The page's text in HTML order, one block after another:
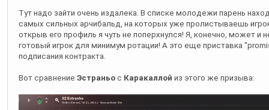
Тут надо зайти очень издалека. В списке молодежи парень
самых сильных арчибальд, на которых уже пролистываешь
открыв его профиль я чуть не поперхнулся! Я, конечно, может и
готовый игрок для минимум ротации! А это еще приставка
подписания контракта.
Вот сравнение Эстраньо с Каракаллой из этого же призыва: